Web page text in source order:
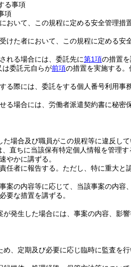
る事項
項
いて、この規程に定める安全管理措
けた者において、この規程に定める安
れる場合には、委託先に第1項の措置
は委託元自らが前項の措置を実施する。
る際には、委託をする個人番号利用事
場合には、労働者派遣契約書に秘密
場合及び職員がこの規程等に違反し
直ちに当該保有特定個人情報を管理す
やかに講ずる。
任者に報告する。 ただし、特に重大と
案の内容等に応じて、当該事案の内容
要な措置を講ずる。
発生した場合には、事案の内容、影
、定期及び必要に応じ臨時に監査を